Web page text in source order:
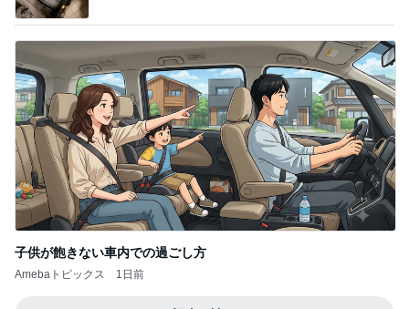
子供が飽きない車内での過ごし方
Amebaトピックス 1日前